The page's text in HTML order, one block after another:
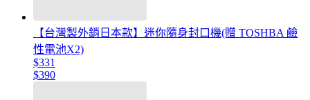
【台灣製外銷日本款】迷你隨身封口機(贈 TOSHBA 鹼
性電池X2)
$331
$390